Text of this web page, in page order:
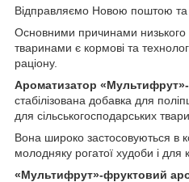
Відправляємо Новою поштою та
Основними причинами
тваринами є кормові та
раціону.
Ароматизатор
стабілізована добавка для
для сільськогосподарських
Вона широко застосовуються в
молодняку рогатої худоби і для
«Мультифрут»-фруктовий